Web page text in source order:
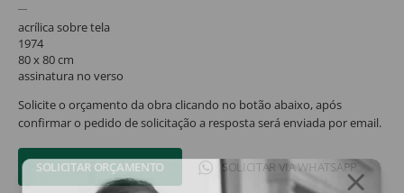
acrílica sobre tela
1974
80 x 80 cm
assinatura no verso
Solicite o orçamento da obra clicando no botão abaixo, após
confirmar o pedido de solicitação a resposta será enviada por email.
SOLICITAR ORÇAMENTO SOLICITAR VIA WHATSAPP